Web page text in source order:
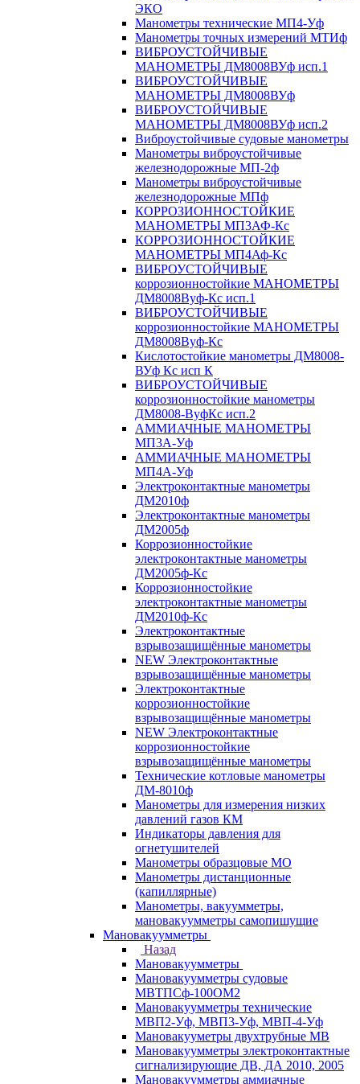
ЭКО
Манометры технические МП4-Уф
Манометры точных измерений МТИф
ВИБРОУСТОЙЧИВЫЕ
МАНОМЕТРЫ ДМ8008ВУф исп.1
ВИБРОУСТОЙЧИВЫЕ
МАНОМЕТРЫ ДМ8008ВУф
ВИБРОУСТОЙЧИВЫЕ
МАНОМЕТРЫ ДМ8008ВУф исп.2
Виброустойчивые судовые манометры
Манометры виброустойчивые
железнодорожные МП-2ф
Манометры виброустойчивые
железнодорожные МПф
КОРРОЗИОННОСТОЙКИЕ
МАНОМЕТРЫ МП3АФ-Кс
КОРРОЗИОННОСТОЙКИЕ
МАНОМЕТРЫ МП4Аф-Кс
ВИБРОУСТОЙЧИВЫЕ
коррозионностойкие МАНОМЕТРЫ
ДМ8008Вуф-Кс исп.1
ВИБРОУСТОЙЧИВЫЕ
коррозионностойкие МАНОМЕТРЫ
ДМ8008Вуф-Кс
Кислотостойкие манометры ДМ8008-
ВУф Кс исп К
ВИБРОУСТОЙЧИВЫЕ
коррозионностойкие манометры
ДМ8008-ВуфКс исп.2
АММИАЧНЫЕ МАНОМЕТРЫ
МП3А-Уф
АММИАЧНЫЕ МАНОМЕТРЫ
МП4А-Уф
Электроконтактные манометры
ДМ2010ф
Электроконтактные манометры
ДМ2005ф
Коррозионностойкие
электроконтактные манометры
ДМ2005ф-Кс
Коррозионностойкие
электроконтактные манометры
ДМ2010ф-Кс
Электроконтактные
взрывозащищённые манометры
NEW Электроконтактные
взрывозащищённые манометры
Электроконтактные
коррозионностойкие
взрывозащищённые манометры
NEW Электроконтактные
коррозионностойкие
взрывозащищённые манометры
Технические котловые манометры
ДМ-8010ф
Манометры для измерения низких
давлений газов КМ
Индикаторы давления для
огнетушителей
Манометры образцовые МО
Манометры дистанционные
(капиллярные)
Манометры, вакуумметры,
мановакуумметры самопишущие
Мановакуумметры
Назад
Мановакуумметры
Мановакуумметры судовые
МВТПСф-100ОМ2
Мановакуумметры технические
МВП2-Уф, МВП3-Уф, МВП-4-Уф
Мановакууметры двухтрубные МВ
Мановакуумметры электроконтактные
сигнализирующие ДВ, ДА 2010, 2005
Мановакуумметры аммиачные